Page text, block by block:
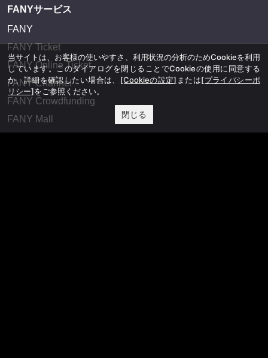
FANYサービス
FANY
FANY Ticket
FANY Online Ticket
FANY Channel
FANY Crowdfunding
FANY Mall
当サイトは、お客様の使いやすさ、利用状況の分析のためCookieを利用
しています。このダイアログを閉じることでCookieの使用に同意する
か、詳細を確認したい場合は、 [Cookieの設定] または[プライバシーポ
リシー]をご参照ください。
閉じる